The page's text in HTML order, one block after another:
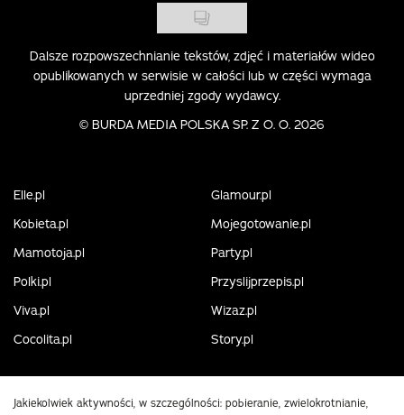
Dalsze rozpowszechnianie tekstów, zdjęć i materiałów wideo
opublikowanych w serwisie w całości lub w części wymaga
uprzedniej zgody wydawcy.
© BURDA MEDIA POLSKA SP. Z O. O. 2026
Elle.pl
Glamour.pl
Kobieta.pl
Mojegotowanie.pl
Mamotoja.pl
Party.pl
Polki.pl
Przyslijprzepis.pl
Viva.pl
Wizaz.pl
Cocolita.pl
Story.pl
Jakiekolwiek aktywności, w szczególności: pobieranie, zwielokrotnianie,